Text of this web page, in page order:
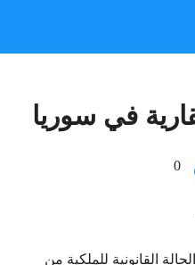
في سوريا
0
القانونية للملكية من